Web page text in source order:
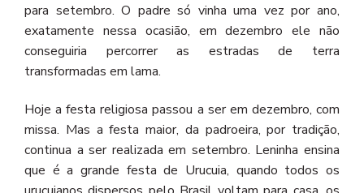
para setembro. O padre só vinha uma vez por ano,
exatamente nessa ocasião, em dezembro ele não
conseguiria percorrer as estradas de terra
transformadas em lama.
Hoje a festa religiosa passou a ser em dezembro, com
missa. Mas a festa maior, da padroeira,por tradição,
continua a ser realizada em setembro. Leninha ensina
que é a grande festa de Urucuia, quando todos os